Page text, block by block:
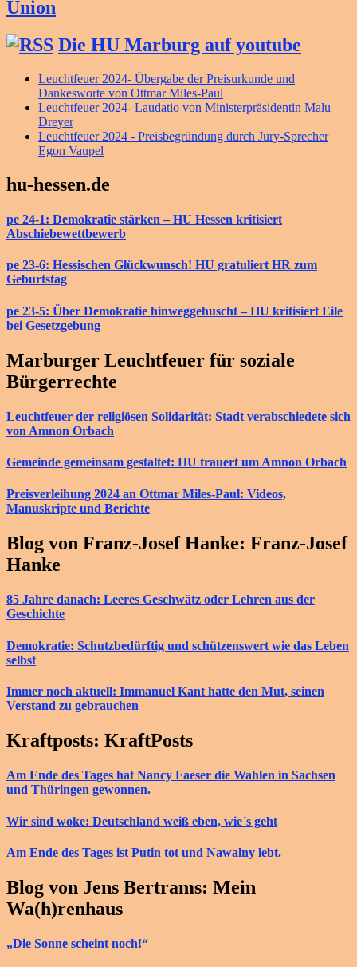
Union
Die HU Marburg auf youtube
Leuchtfeuer 2024- Übergabe der Preisurkunde und
Dankesworte von Ottmar Miles-Paul
Leuchtfeuer 2024- Laudatio von Ministerpräsidentin Malu
Dreyer
Leuchtfeuer 2024 - Preisbegründung durch Jury-Sprecher
Egon Vaupel
hu-hessen.de
pe 24-1: Demokratie stärken – HU Hessen kritisiert
Abschiebewettbewerb
pe 23-6: Hessischen Glückwunsch! HU gratuliert HR zum
Geburtstag
pe 23-5: Über Demokratie hinweggehuscht – HU kritisiert Eile
bei Gesetzgebung
Marburger Leuchtfeuer für soziale
Bürgerrechte
Leuchtfeuer der religiösen Solidarität: Stadt verabschiedete sich
von Amnon Orbach
Gemeinde gemeinsam gestaltet: HU trauert um Amnon Orbach
Preisverleihung 2024 an Ottmar Miles-Paul: Videos,
Manuskripte und Berichte
Blog von Franz-Josef Hanke: Franz-Josef
Hanke
85 Jahre danach: Leeres Geschwätz oder Lehren aus der
Geschichte
Demokratie: Schutzbedürftig und schützenswert wie das Leben
selbst
Immer noch aktuell: Immanuel Kant hatte den Mut, seinen
Verstand zu gebrauchen
Kraftposts: KraftPosts
Am Ende des Tages hat Nancy Faeser die Wahlen in Sachsen
und Thüringen gewonnen.
Wir sind woke: Deutschland weiß eben, wie´s geht
Am Ende des Tages ist Putin tot und Nawalny lebt.
Blog von Jens Bertrams: Mein
Wa(h)renhaus
„Die Sonne scheint noch!“